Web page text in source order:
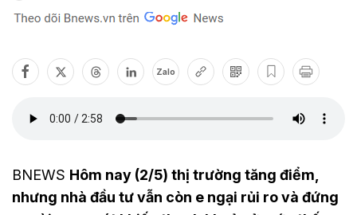
Zalo
BNEWS Hôm nay (2/5) thị trường tăng điểm,
nhưng nhà đầu tư vẫn còn e ngại rủi ro và đứng